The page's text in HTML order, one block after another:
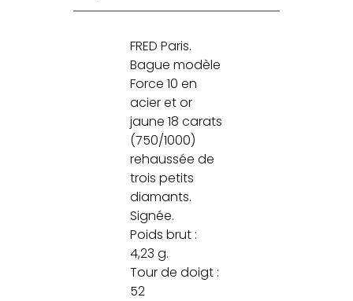
FRED Paris.
Bague modèle
Force 10 en
acier et or
jaune 18 carats
(750/1000)
rehaussée de
trois petits
diamants.
Signée.
Poids brut :
4,23 g.
Tour de doigt :
52